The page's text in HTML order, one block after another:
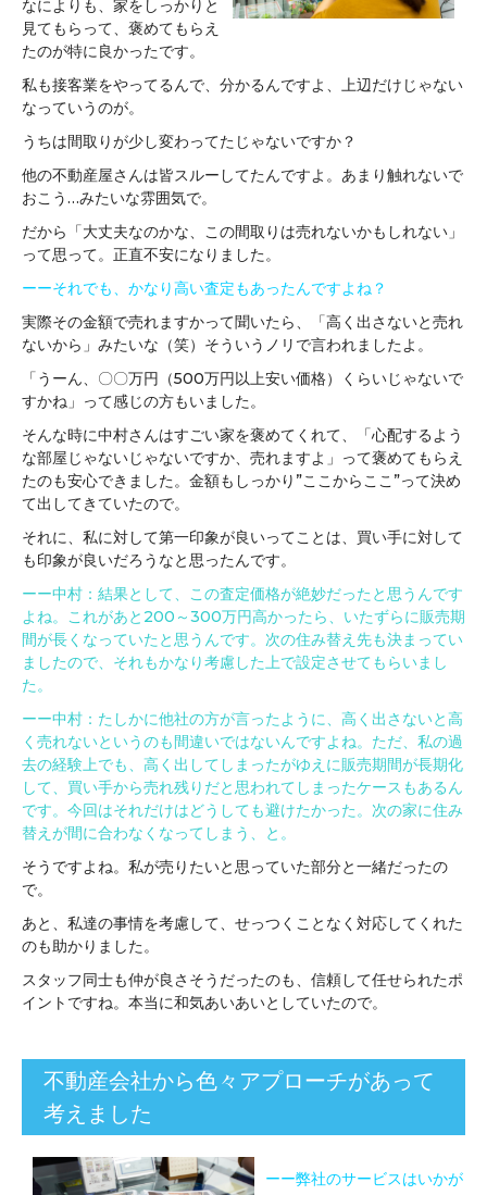
なによりも、家をしっかりと
見てもらって、褒めてもらえ
たのが特に良かったです。
私も接客業をやってるんで、分かるんですよ、上辺だけじゃない
なっていうのが。
うちは間取りが少し変わってたじゃないですか？
他の不動産屋さんは皆スルーしてたんですよ。あまり触れないで
おこう…みたいな雰囲気で。
だから「大丈夫なのかな、この間取りは売れないかもしれない」
って思って。正直不安になりました。
ーーそれでも、かなり高い査定もあったんですよね？
実際その金額で売れますかって聞いたら、「高く出さないと売れ
ないから」みたいな（笑）そういうノリで言われましたよ。
「うーん、〇〇万円（500万円以上安い価格）くらいじゃないで
すかね」って感じの方もいました。
そんな時に中村さんはすごい家を褒めてくれて、「心配するよう
な部屋じゃないじゃないですか、売れますよ」って褒めてもらえ
たのも安心できました。金額もしっかり”ここからここ”って決め
て出してきていたので。
それに、私に対して第一印象が良いってことは、買い手に対して
も印象が良いだろうなと思ったんです。
ーー中村：結果として、この査定価格が絶妙だったと思うんです
よね。これがあと200～300万円高かったら、いたずらに販売期
間が長くなっていたと思うんです。次の住み替え先も決まってい
ましたので、それもかなり考慮した上で設定させてもらいまし
た。
ーー中村：たしかに他社の方が言ったように、高く出さないと高
く売れないというのも間違いではないんですよね。ただ、私の過
去の経験上でも、高く出してしまったがゆえに販売期間が長期化
して、買い手から売れ残りだと思われてしまったケースもあるん
です。今回はそれだけはどうしても避けたかった。次の家に住み
替えが間に合わなくなってしまう、と。
そうですよね。私が売りたいと思っていた部分と一緒だったの
で。
あと、私達の事情を考慮して、せっつくことなく対応してくれた
のも助かりました。
スタッフ同士も仲が良さそうだったのも、信頼して任せられたポ
イントですね。本当に和気あいあいとしていたので。
不動産会社から色々アプローチがあって
考えました
ーー弊社のサービスはいかが